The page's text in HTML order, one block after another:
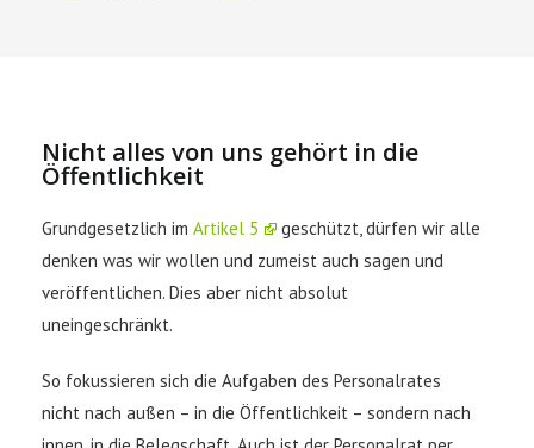
Nicht alles von uns gehört in die
Öffentlichkeit
Grundgesetzlich imArtikel 5
geschützt, dürfen wir alle
denken was wir wollen und zumeist auch sagen und
veröffentlichen. Dies aber nicht absolut
uneingeschränkt.
So fokussieren sich die Aufgaben des Personalrates
nicht nach außen – in die Öffentlichkeit – sondern nach